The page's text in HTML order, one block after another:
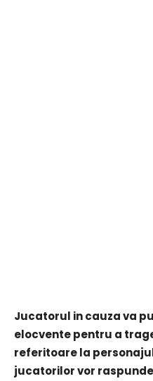
Jucatorul in cauza va
elocvente pentru a
referitoare la
jucatorilor vor raspunde